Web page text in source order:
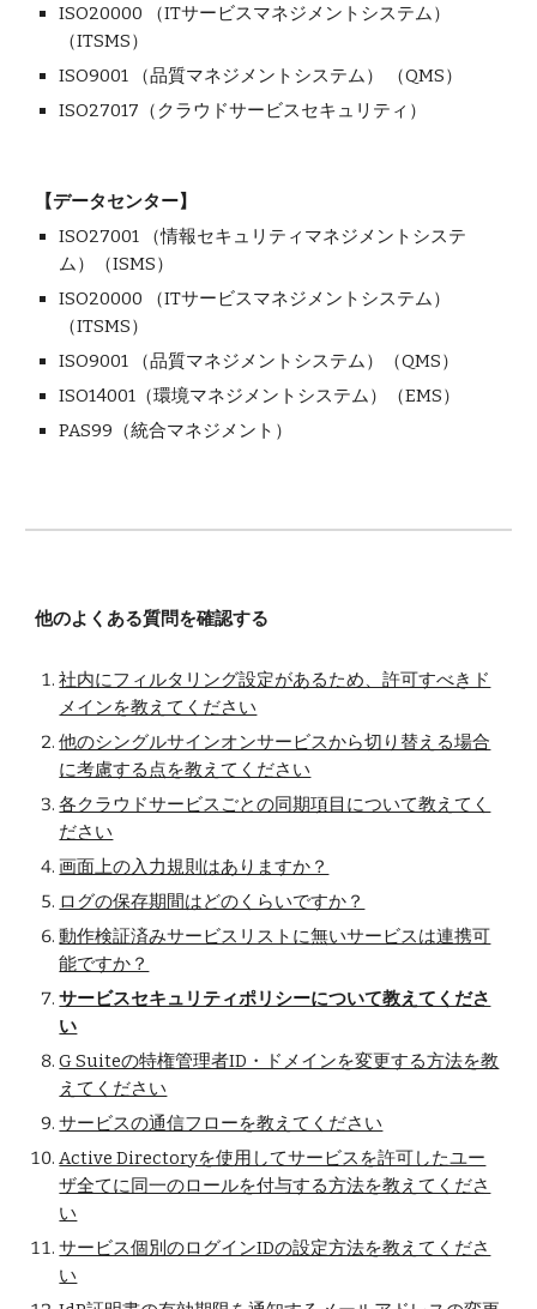
ISO20000 （ITサービスマネジメントシステム）
（ITSMS）
ISO9001 （品質マネジメントシステム） （QMS）
ISO27017（クラウドサービスセキュリティ）
【データセンター】
ISO27001 （情報セキュリティマネジメントシステ
ム）（ISMS）
ISO20000 （ITサービスマネジメントシステム）
（ITSMS）
ISO9001 （品質マネジメントシステム）（QMS）
ISO14001（環境マネジメントシステム）（EMS）
PAS99（統合マネジメント）
他のよくある質問を確認する
社内にフィルタリング設定があるため、許可すべきド
メインを教えてください
他のシングルサインオンサービスから切り替える場合
に考慮する点を教えてください
各クラウドサービスごとの同期項目について教えてく
ださい
画面上の入力規則はありますか？
ログの保存期間はどのくらいですか？
動作検証済みサービスリストに無いサービスは連携可
能ですか？
サービスセキュリティポリシーについて教えてくださ
い
G Suiteの特権管理者ID・ドメインを変更する方法を教
えてください
サービスの通信フローを教えてください
Active Directoryを使用してサービスを許可したユー
ザ全てに同一のロールを付与する方法を教えてくださ
い
サービス個別のログインIDの設定方法を教えてくださ
い